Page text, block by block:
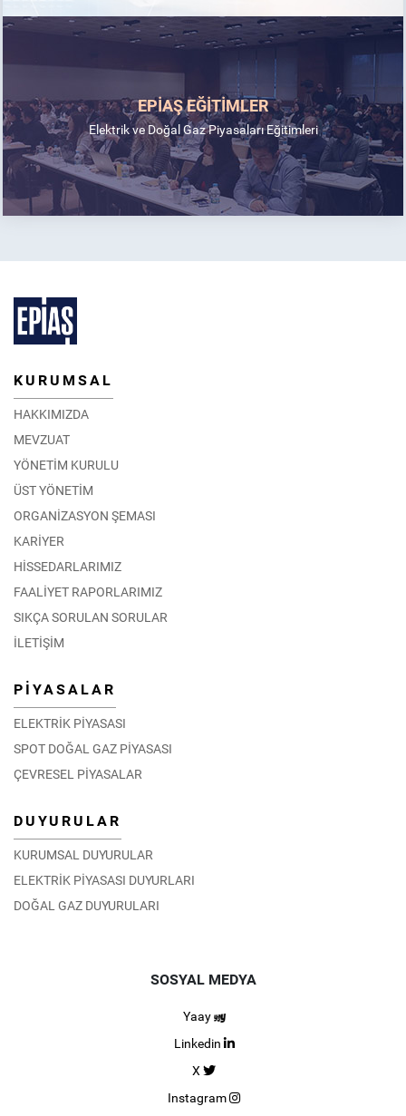
EPİAŞ EĞİTİMLER
Elektrik ve Doğal Gaz Piyasaları Eğitimleri
KURUMSAL
HAKKIMIZDA
MEVZUAT
YÖNETİM KURULU
ÜST YÖNETİM
ORGANİZASYON ŞEMASI
KARİYER
HİSSEDARLARIMIZ
FAALİYET RAPORLARIMIZ
SIKÇA SORULAN SORULAR
İLETİŞİM
PİYASALAR
ELEKTRİK PİYASASI
SPOT DOĞAL GAZ PİYASASI
ÇEVRESEL PİYASALAR
DUYURULAR
KURUMSAL DUYURULAR
ELEKTRİK PİYASASI DUYURLARI
DOĞAL GAZ DUYURULARI
SOSYAL MEDYA
Yaay
Linkedin
X
Instagram